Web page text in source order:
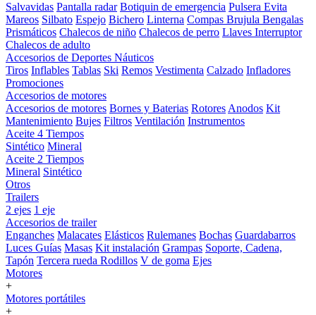
Salvavidas Pantalla radar Botiquin de emergencia Pulsera Evita
Mareos Silbato Espejo Bichero Linterna Compas Brujula Bengalas
Prismáticos Chalecos de niño Chalecos de perro Llaves Interruptor
Chalecos de adulto
Accesorios de Deportes Náuticos
Tiros Inflables Tablas Ski Remos Vestimenta Calzado Infladores
Promociones
Accesorios de motores
Accesorios de motores Bornes y Baterias Rotores Anodos Kit
Mantenimiento Bujes Filtros Ventilación Instrumentos
Aceite 4 Tiempos
Sintético Mineral
Aceite 2 Tiempos
Mineral Sintético
Otros
Trailers
2 ejes 1 eje
Accesorios de trailer
Enganches Malacates Elásticos Rulemanes Bochas Guardabarros
Luces Guías Masas Kit instalación Grampas Soporte, Cadena,
Tapón Tercera rueda Rodillos V de goma Ejes
Motores
+
Motores portátiles
+